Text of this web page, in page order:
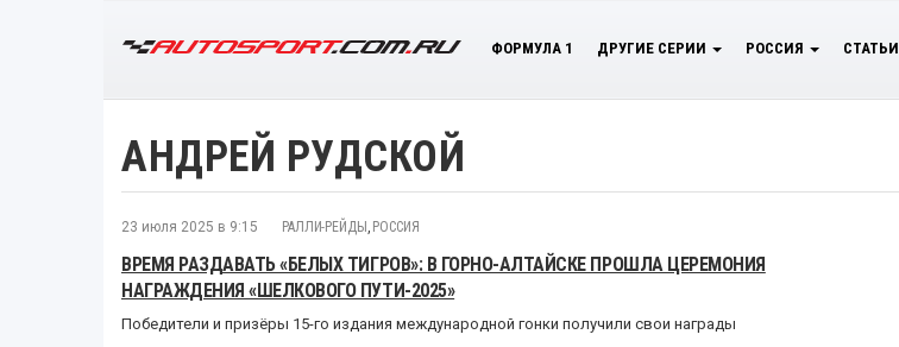
ФОРМУЛА 1 ДРУГИЕ СЕРИИ РОССИЯ СТАТЬИ
АНДРЕЙ РУДСКОЙ
23 июля 2025 в 9:15 РАЛЛИ-РЕЙДЫ РОССИЯ
ВРЕМЯ РАЗДАВАТЬ «БЕЛЫХ ТИГРОВ»: В ГОРНО-АЛТАЙСКЕ ПРОШЛА ЦЕРЕМОНИЯ
НАГРАЖДЕНИЯ «ШЕЛКОВОГО ПУТИ-2025»
Победители и призёры 15-го издания международной гонки получили свои награды